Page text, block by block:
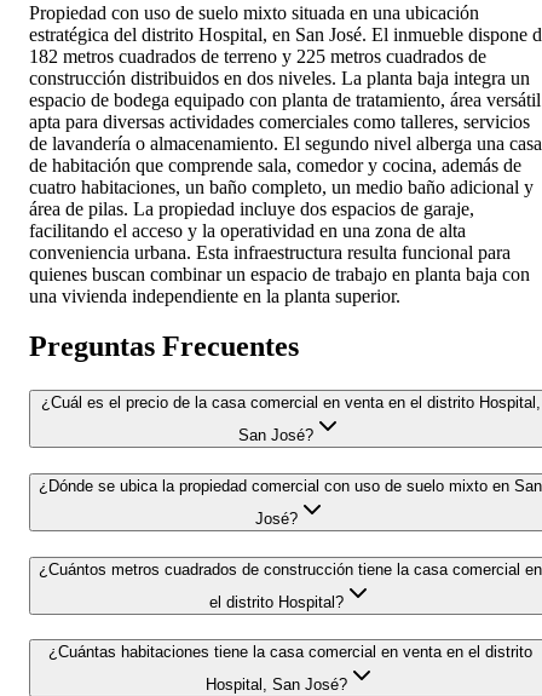
Propiedad con uso de suelo mixto situada en una ubicación
estratégica del distrito Hospital, en San José. El inmueble dispone
182 metros cuadrados de terreno y 225 metros cuadrados de
construcción distribuidos en dos niveles. La planta baja integra un
espacio de bodega equipado con planta de tratamiento, área versátil
apta para diversas actividades comerciales como talleres, servicios
de lavandería o almacenamiento. El segundo nivel alberga una casa
de habitación que comprende sala, comedor y cocina, además de
cuatro habitaciones, un baño completo, un medio baño adicional y
área de pilas. La propiedad incluye dos espacios de garaje,
facilitando el acceso y la operatividad en una zona de alta
conveniencia urbana. Esta infraestructura resulta funcional para
quienes buscan combinar un espacio de trabajo en planta baja con
una vivienda independiente en la planta superior.
Preguntas Frecuentes
¿Cuál es el precio de la casa comercial en venta en el distrito Hospital,
San José?
¿Dónde se ubica la propiedad comercial con uso de suelo mixto en San
José?
¿Cuántos metros cuadrados de construcción tiene la casa comercial en
el distrito Hospital?
¿Cuántas habitaciones tiene la casa comercial en venta en el distrito
Hospital, San José?